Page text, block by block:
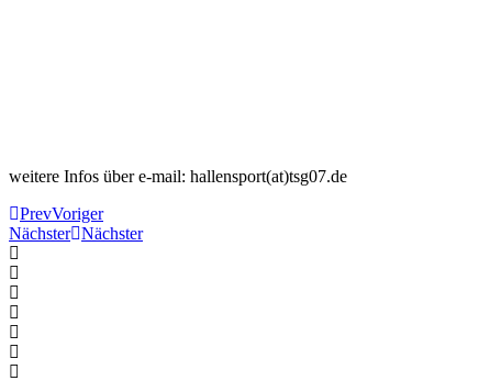
weitere Infos über e-mail: hallensport(at)tsg07.de
PrevVoriger
Nächster Nächster